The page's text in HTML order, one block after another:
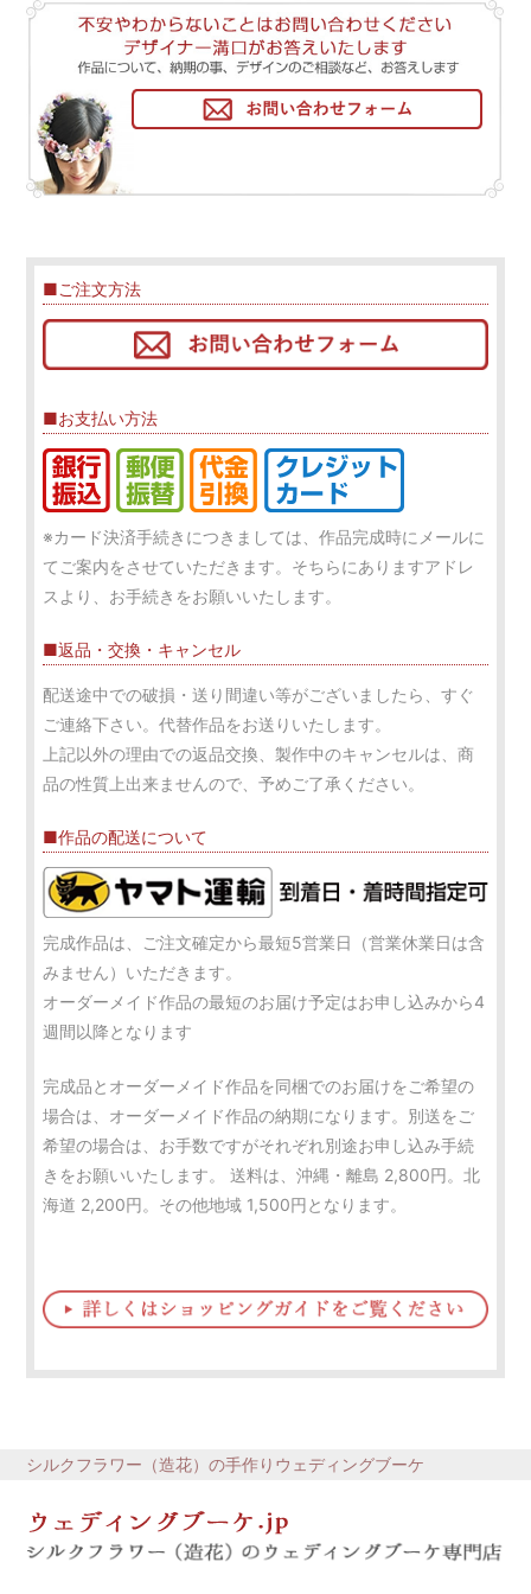
■ご注文方法
■お支払い方法
※カード決済手続きにつきましては、作品完成時にメールに
てご案内をさせていただきます。そちらにありますアドレ
スより、お手続きをお願いいたします。
■返品・交換・キャンセル
配送途中での破損・送り間違い等がございましたら、すぐ
ご連絡下さい。代替作品をお送りいたします。
上記以外の理由での返品交換、製作中のキャンセルは、商
品の性質上出来ませんので、予めご了承ください。
■作品の配送について
完成作品は、ご注文確定から最短5営業日（営業休業日は含
みません）いただきます。
オーダーメイド作品の最短のお届け予定はお申し込みから4
週間以降となります
完成品とオーダーメイド作品を同梱でのお届けをご希望の
場合は、オーダーメイド作品の納期になります。別送をご
希望の場合は、お手数ですがそれぞれ別途お申し込み手続
きをお願いいたします。 送料は、沖縄・離島 2,800円。北
海道 2,200円。その他地域 1,500円となります。
シルクフラワー（造花）の手作りウェディングブーケ